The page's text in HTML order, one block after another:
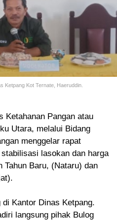
Ketpang Kot Ternate, Haeruddin.
Ketahanan Pangan atau
Utara, melalui Bidang
menggelar rapat
lasokan dan harga
Tahun Baru, (Nataru) dan
Kantor Dinas Ketpang.
langsung pihak Bulog